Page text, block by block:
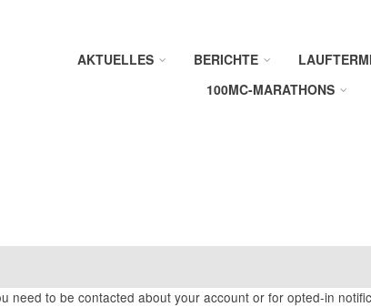
AKTUELLES BERICHTE
100MC-MARATHONS
need to be contacted about your account or for opted-in